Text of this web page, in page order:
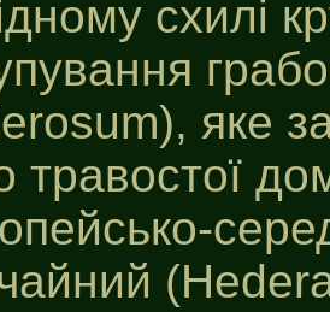
схилі
яке
травостої